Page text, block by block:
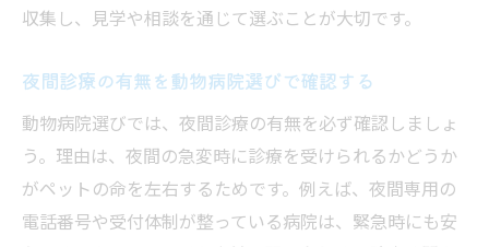
収集し、見学や相談を通じて選ぶことが大切です。
夜間診療の有無を動物病院選びで確認する
動物病院選びでは、夜間診療の有無を必ず確認しましょ
う。理由は、夜間の急変時に診療を受けられるかどうか
がペットの命を左右するためです。例えば、夜間専用の
電話番号や受付体制が整っている病院は、緊急時にも安